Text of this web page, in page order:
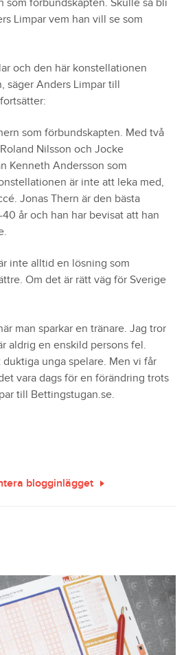
som förbundskapten. Skulle så bli
Limpar vem han vill se som
och den här konstellationen
säger Anders Limpar till
som förbundskapten. Med två
Nilsson och Jocke
Kenneth Andersson som
är inte att leka med,
Jonas Thern är den bästa
år och han har bevisat att han
inte alltid en lösning som
Om det är rätt väg för Sverige
man sparkar en tränare. Jag tror
aldrig en enskild persons fel.
unga spelare. Men vi får
vara dags för en förändring trots
till Bettingstugan.se.
blogginlägget